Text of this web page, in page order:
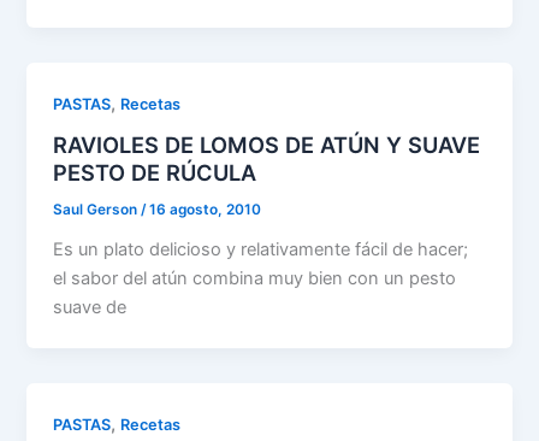
PASTAS, Recetas
RAVIOLES DE LOMOS DE ATÚN Y SUAVE
PESTO DE RÚCULA
Saul Gerson/16 agosto, 2010
Es un plato delicioso y relativamente fácil de hacer;
el sabor del atún combina muy bien con un pesto
suave de
PASTAS, Recetas